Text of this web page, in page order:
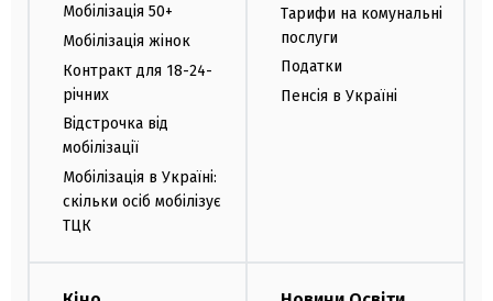
Мобілізація 50+
Мобілізація жінок
Контракт для 18-24-
річних
Відстрочка від
мобілізації
Мобілізація в Україні:
скільки осіб мобілізує
ТЦК
Тарифи на комунальні
послуги
Податки
Пенсія в Україні